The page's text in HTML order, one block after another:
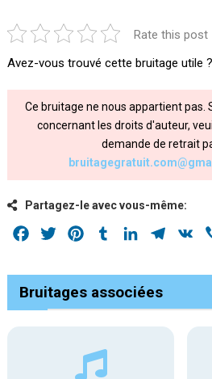
Rate this post
Avez-vous trouvé cette bruitage utile ?
Ce bruitage ne nous appartient pas.
concernant les droits d'auteur,
demande de retrait
Partagez-le avec vous-même:
Facebook
Twitter PinterestTumblrLinkedIn VK
Bruitages associées